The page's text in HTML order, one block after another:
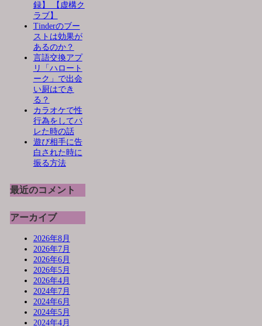
録】 【虚構ク
ラブ】
Tinderのブー
ストは効果が
あるのか？
言語交換アプ
リ「ハロート
ーク」で出会
い厨はでき
る？
カラオケで性
行為をしてバ
レた時の話
遊び相手に告
白された時に
振る方法
最近のコメント
アーカイブ
2026年8月
2026年7月
2026年6月
2026年5月
2026年4月
2024年7月
2024年6月
2024年5月
2024年4月